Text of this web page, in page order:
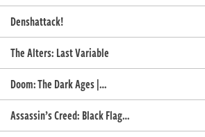
Denshattack!
The Alters: Last Variable
Doom: The Dark Ages |…
Assassin’s Creed: Black Flag…